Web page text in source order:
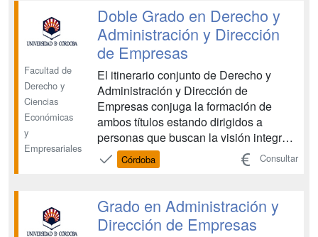
aplicar estos conocimientos en
diferentes áreas como la...
Facultad de
Derecho y
Ciencias
Económicas
y
Empresariales
Doble Grado en Derecho y
Administración y Dirección
de Empresas
El itinerario conjunto de Derecho y
Administración y Dirección de
Empresas conjuga la formación de
ambos títulos estando dirigidos a
personas que buscan la visión integral
de la problemática del Derecho y la
Economía. Con el estudio de ambos
formación jurídica y el conocimiento de
los problemas económicos, la g...
Córdoba Consultar
Grado en Administración y
Dirección de Empresas